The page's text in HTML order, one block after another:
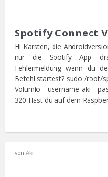
Spotify Connect
Hi Karsten, die
nur die Spotify App
Fehlermeldung wenn du
Befehl startest? sudo /root/
Volumio --username aki --
320 Hast du auf dem
von Aki